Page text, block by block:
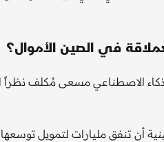
في الصين الأموال؟
الاصطناعي مسعى مُكلف نظراً
أن تنفق مليارات لتمويل